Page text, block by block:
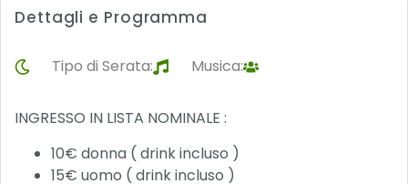
Dettagli e Programma
Tipo di Serata: Musica:
INGRESSO IN LISTA NOMINALE :
10€ donna ( drink incluso )
15€ uomo ( drink incluso )